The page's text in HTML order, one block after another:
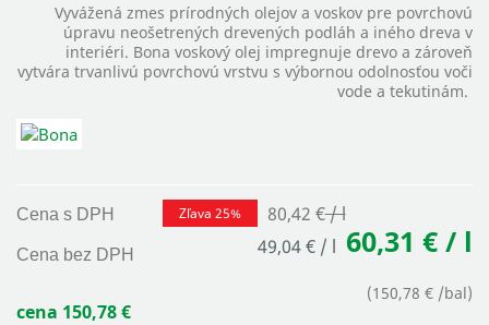
Vyvážená zmes prírodných olejov a voskov pre povrchovú
úpravu neošetrených drevených podláh a iného dreva v
interiéri. Bona voskový olej impregnuje drevo a zároveň
vytvára trvanlivú povrchovú vrstvu s výbornou odolnosťou voči
vode a tekutinám.
Cena s DPH Zľava 25% 80,42 €/ l
60,31 € / l
Cena bez DPH 49,04 €/ l
(150,78 € /bal)
cena 150,78 €